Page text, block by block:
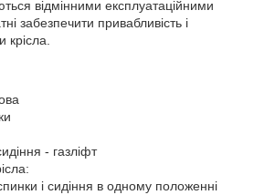
відмінними експлуатаційними
забезпечити привабливість і
крісла.
- газліфт
і сидіння в одному положенні